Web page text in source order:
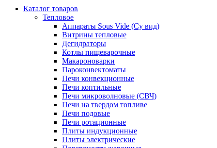
Каталог товаров
Тепловое
Аппараты Sous Vide (Су вид)
Витрины тепловые
Дегидраторы
Котлы пищеварочные
Макароноварки
Пароконвектоматы
Печи конвекционные
Печи коптильные
Печи микроволновые (СВЧ)
Печи на твердом топливе
Печи подовые
Печи ротационные
Плиты индукционные
Плиты электрические